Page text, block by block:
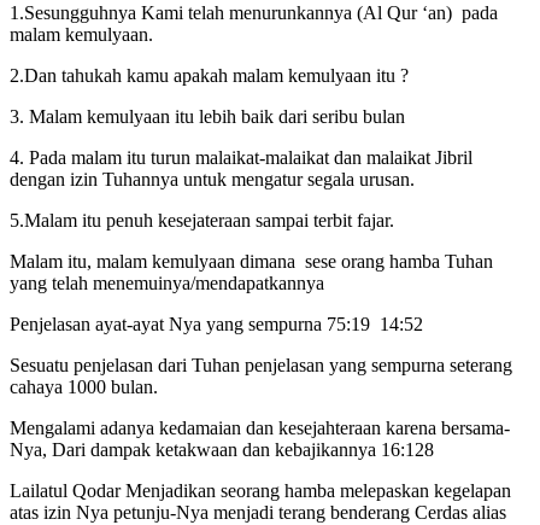
1.Sesungguhnya Kami telah menurunkannya (Al Qur ‘an) pada
malam kemulyaan.
2.Dan tahukah kamu apakah malam kemulyaan itu ?
3. Malam kemulyaan itu lebih baik dari seribu bulan
4. Pada malam itu turun malaikat-malaikat dan malaikat Jibril
dengan izin Tuhannya untuk mengatur segala urusan.
5.Malam itu penuh kesejateraan sampai terbit fajar.
Malam itu, malam kemulyaan dimana sese orang hamba Tuhan
yang telah menemuinya/mendapatkannya
Penjelasan ayat-ayat Nya yang sempurna 75:19 14:52
Sesuatu penjelasan dari Tuhan penjelasan yang sempurna seterang
cahaya 1000 bulan.
Mengalami adanya kedamaian dan kesejahteraan karena bersama-
Nya, Dari dampak ketakwaan dan kebajikannya 16:128
Lailatul Qodar Menjadikan seorang hamba melepaskan kegelapan
atas izin Nya petunju-Nya menjadi terang benderang Cerdas alias